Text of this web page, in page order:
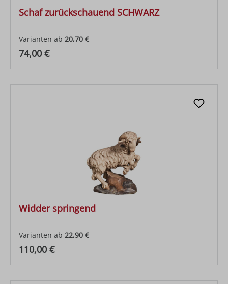
Schaf zurückschauend SCHWARZ
Varianten ab 20,70 €
Regulärer Preis:
74,00 €
Widder springend
Varianten ab 22,90 €
Regulärer Preis:
110,00 €